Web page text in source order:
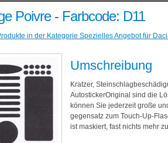
Poivre - Farbcode: D11
in der Kategorie Spezielles Angebot für
Umschreibung
Kratzer,
AutostickerOriginal sind die
können Sie jederzeit große
gegensatz zum Touch-Up-
ist maskiert, fast nichts mehr